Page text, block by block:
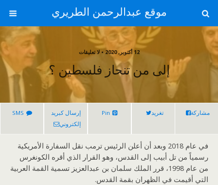
موقع عبدالرحمن الطريري
12 أكتوبر, 2020 • لا تعليقات
إلى من تنحاز فلسطين ؟
مشاركة تغريد Pin
إرسال كبريد
إلكتروني
SMS
في عام 2018 وبعد أن أعلن الرئيس ترمب نقل السفارة الأمريكية
رسمياً من تل أبيب إلى القدس، وهو القرار الذي أقره الكونغرس
من عام 1998، قرر الملك سلمان بن عبدالعزيز تسمية القمة العربية
التي أقيمت في الظهران بقمة القدس.